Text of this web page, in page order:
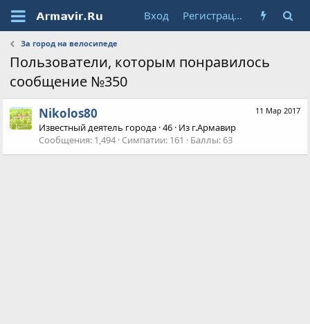
Вход Регистрация
За город на велосипеде
Пользователи, которым понравилось
сообщение №350
11 Мар 2017
Nikolos80
Известный деятель города ·46 · Из г.Армавир
Сообщения 1,494 Симпатии 161 Баллы 63